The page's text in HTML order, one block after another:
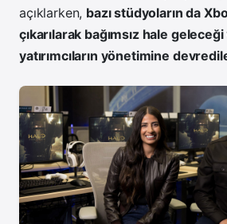
açıklarken, bazı stüdyoların da
çıkarılarak bağımsız hale geleceği
yatırımcıların yönetimine